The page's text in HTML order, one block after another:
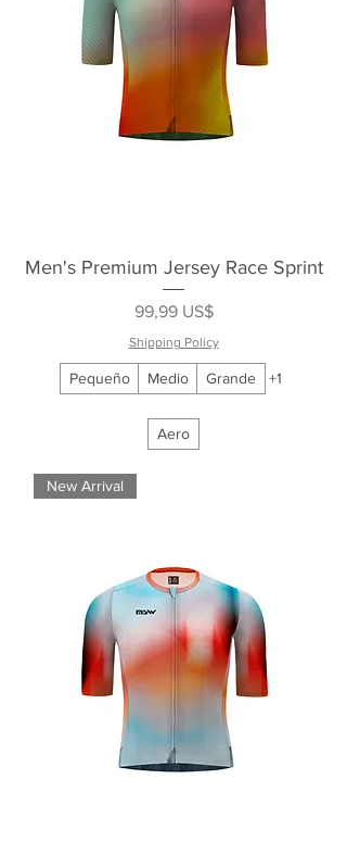
Men's Premium Jersey Race Sprint
Precio
99,99 US$
Shipping Policy
Pequeño Medio Grande +1
Aero
New Arrival